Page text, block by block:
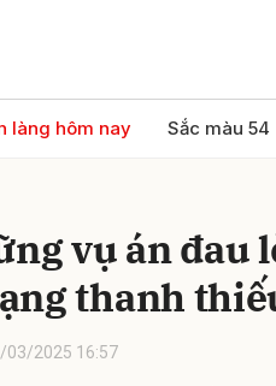
làng hôm nay Sắc màu 54
vụ án đau
thanh
03/2025 16:57
luận